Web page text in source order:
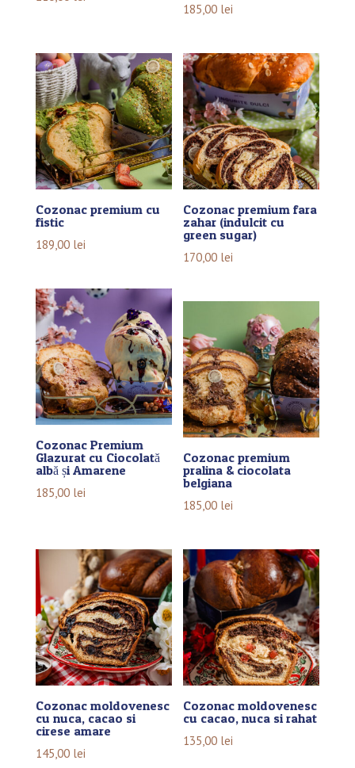
185,00 lei
Cozonac premium cu
fistic
189,00 lei
Cozonac premium fara
zahar (indulcit cu
green sugar)
170,00 lei
Cozonac Premium
Glazurat cu Ciocolată
albă și Amarene
185,00 lei
Cozonac premium
pralina & ciocolata
belgiana
185,00 lei
Cozonac moldovenesc
cu nuca, cacao si
cirese amare
145,00 lei
Cozonac moldovenesc
cu cacao, nuca si rahat
135,00 lei